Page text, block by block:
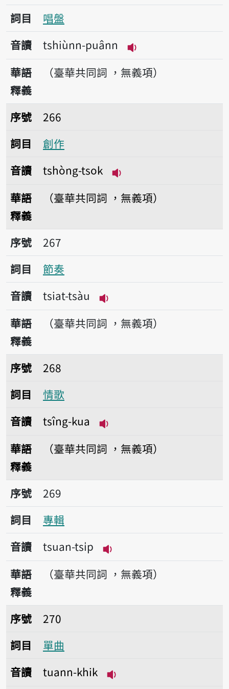
詞目
唱盤
音讀
tshiùnn-puânn
播放音讀tshiùnn-
華語
釋義
（臺華共同詞 ，無義項）
序號266創作
序號
266
詞目
創作
音讀
tshòng-tsok
華語
釋義
（臺華共同詞 ，無義項）
序號267節奏
序號
267
詞目
節奏
音讀
tsiat-tsàu
播放音讀tsiat-tsàu
華語
釋義
（臺華共同詞 ，無義項）
序號268情歌
序號
268
詞目
情歌
音讀
tsîng-kua
華語
釋義
（臺華共同詞 ，無義項）
序號269專輯
序號
269
詞目
專輯
音讀
tsuan-tsi̍p
播放音讀tsuan-tsi̍p
華語
釋義
（臺華共同詞 ，無義項）
序號270單曲
序號
270
詞目
單曲
音讀
tuann-khik